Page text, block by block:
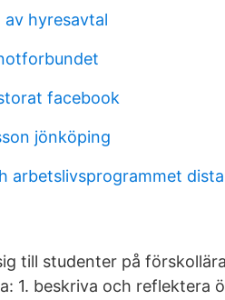
av hyresavtal
facebook
jönköping
arbetslivsprogrammet
till studenter på
1. beskriva och reflektera